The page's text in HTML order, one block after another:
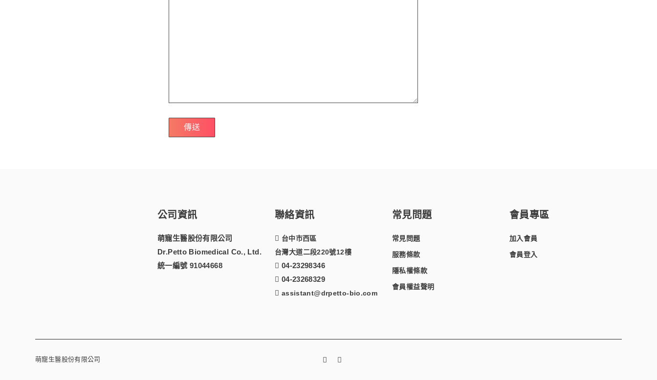
公司資訊
萌寵生醫股份有限公司
Dr.Petto Biomedical Co., Ltd.
統一編號 91044668
聯絡資訊
台中市西區
台灣大道二段220號12樓
04-23298346
04-23268329
assistant@drpetto-bio.com
常見問題
常見問題
服務條款
隱私權條款
會員權益聲明
會員專區
加入會員
會員登入
萌寵生醫股份有限公司